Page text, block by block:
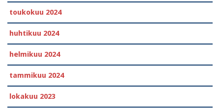
toukokuu 2024
huhtikuu 2024
helmikuu 2024
tammikuu 2024
lokakuu 2023